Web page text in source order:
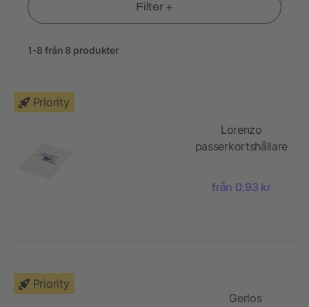
Filter +
1-8 från 8 produkter
Priority
Lorenzo
passerkortshållare
från 0,93 kr
Priority
Gerlos